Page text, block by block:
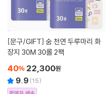
[문구/GIFT]
장지 30M 30롤 2팩
40% 22,300원
9.9 (15)